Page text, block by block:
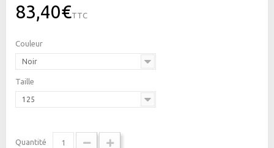
83,40€TTC
Couleur
Noir
Taille
125
Quantité